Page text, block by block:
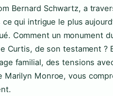
Bernard Schwartz, a
qui intrigue le plus
Comment un monument
Curtis, de son testament ?
familial, des tensions
Marilyn Monroe, vous